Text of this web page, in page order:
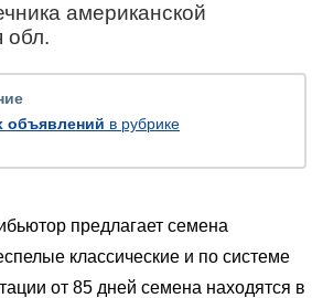
американской
обл.
объявлений в рубрике
предлагает семена
классические и по системе
от 85 дней семена находятся в